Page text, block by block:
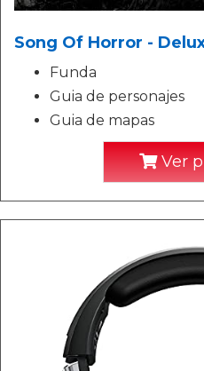
Song Of Horror -
Funda
Guia de personajes
Guia de mapas
Ver